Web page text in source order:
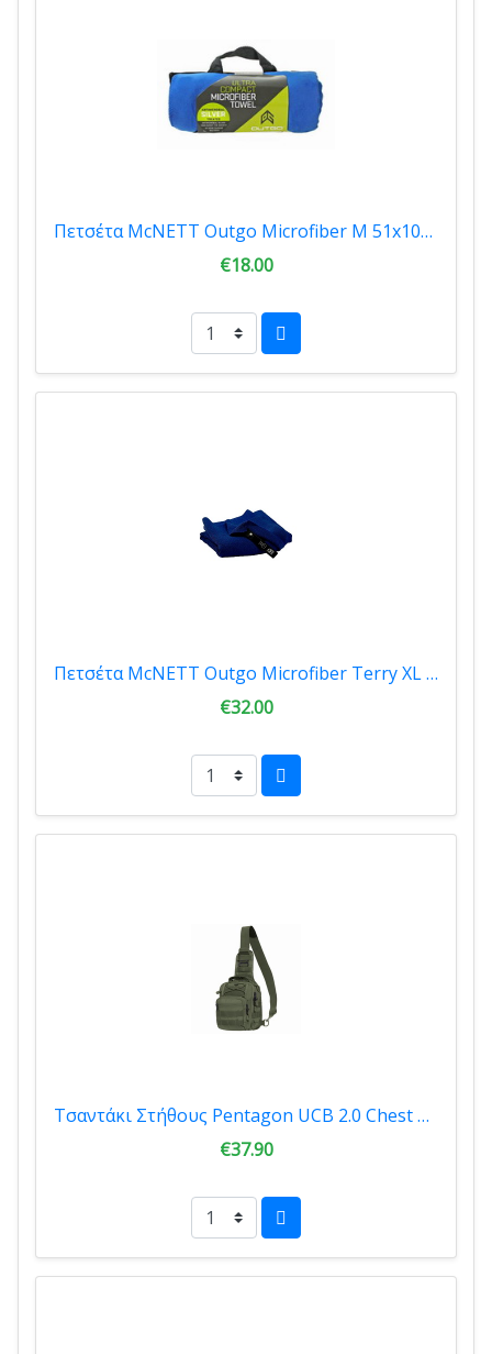
Πετσέτα McNETT Outgo Microfiber M 51x102cm Blue 21264
€18.00
Πετσέτα McNETT Outgo Microfiber Terry XL 90x157cm Blue 21266
€32.00
Τσαντάκι Στήθους Pentagon UCB 2.0 Chest Bag Wolf Olive K17046-06
€37.90